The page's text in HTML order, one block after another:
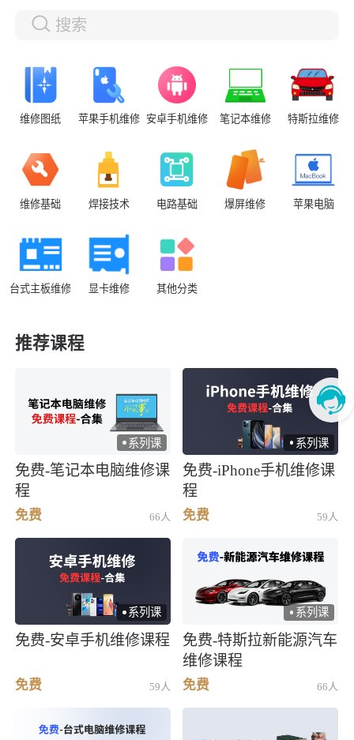
维修图纸 苹果手机维修 安卓手机维修 笔记本维修 特斯拉维修
维修基础 焊接技术 电路基础 爆屏维修 苹果电脑
台式主板维修 显卡维修 其他分类
推荐课程
系列课
)
免费-笔记本电脑维修课
程
免费 66人
系列课
)
免费-iPhone手机维修课
程
免费 59人
系列课
)
免费-安卓手机维修课程
免费 59人
系列课
)
免费-特斯拉新能源汽车
维修课程
免费 66人